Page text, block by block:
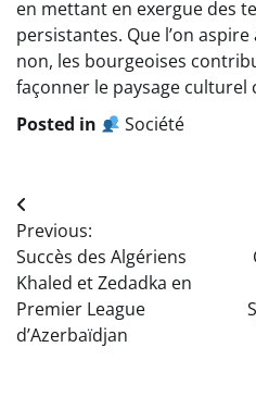
en mettant en exergue des
persistantes. Que l’on
non, les bourgeoises
façonner le paysage culturel
Posted in
Société
Navigation
de
l’article
Previous:
Succès des Algériens
Khaled et Zedadka en
Premier League
d’Azerbaïdjan